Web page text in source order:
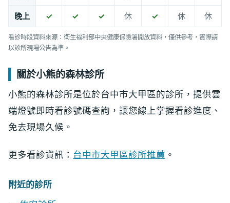
晚上 ✓ ✓ ✓ 休 ✓ 休 休
看診時段資料來源：衛生福利部中央健康保險署開放資料，僅供參考，實際請
以診所現場公告為準。
關於小熊的森林診所
小熊的森林診所是位於台中市大甲區的診所，提供雲
端燈號即時看診號碼查詢，讓您線上掌握看診進度、
免去現場久候。
更多看診資訊： 台中市大甲區診所推薦 。
附近的診所